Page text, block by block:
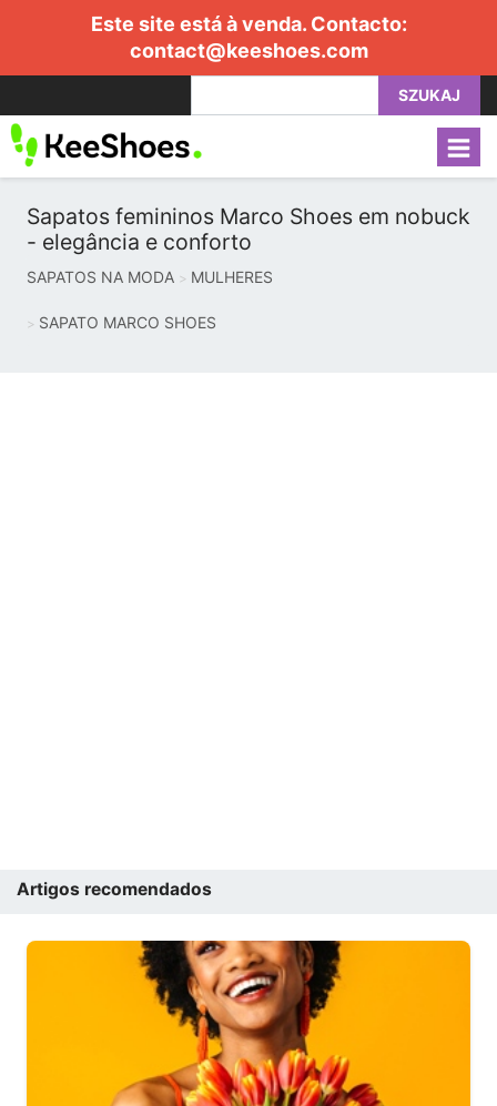
Este site está à venda. Contacto:
contact@keeshoes.com
SZUKAJ
Sapatos femininos Marco Shoes em nobuck
- elegância e conforto
SAPATOS NA MODA MULHERES
SAPATO MARCO SHOES
Artigos recomendados